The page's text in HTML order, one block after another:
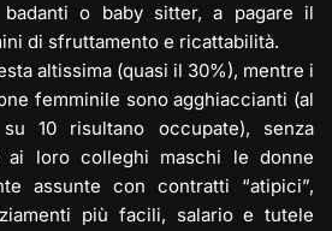
badanti o baby sitter, a pagare il
di sfruttamento e ricattabilità.
altissima (quasi il 30%), mentre i
femminile sono agghiaccianti (al
10 risultano occupate), senza
ai loro colleghi maschi le donne
assunte con contratti “atipici”,
più facili, salario e tutele